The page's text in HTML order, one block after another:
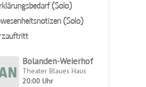
Bolanden-Weierhof
Theater Blaues Haus
20:00 Uhr